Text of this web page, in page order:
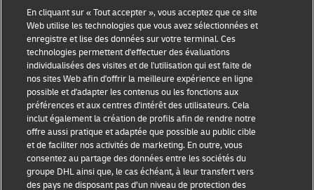
Sensibilisation à la fraude
Mention légale
Conditions d’utilisation
Avis de confidentialité
Informations complémentaires
Paramètres des cookies
En cliquant sur « Tout accepter », vous acceptez que ce site
Web utilise les technologies que vous avez sélectionnées et
enregistre et lise des données sur votre terminal. Ces
technologies permettent d'effectuer des évaluations
individualisées des visites et de l'utilisation qui est faite de
nos sites Web afin d'offrir la meilleure expérience en ligne
possible et d'adapter les contenus ou les fonctions aux
préférences et aux centres d'intérêt des utilisateurs. Cela
inclut également la création de profils afin de rendre notre
offre aussi pratique et adaptée que possible au public cible
et de faciliter nos activités de marketing. En outre, vous
consentez au partage des données entre les sociétés du
groupe DHL ainsi que, le cas échéant, à leur transfert vers
des pays ne disposant pas d’un niveau de protection des